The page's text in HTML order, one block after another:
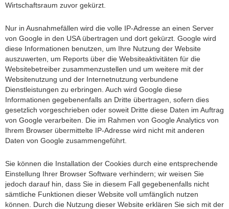
Wirtschaftsraum zuvor gekürzt.
Nur in Ausnahmefällen wird die volle IP-Adresse an einen Server
von Google in den USA übertragen und dort gekürzt. Google wird
diese Informationen benutzen, um Ihre Nutzung der Website
auszuwerten, um Reports über die Websiteaktivitäten für die
Websitebetreiber zusammenzustellen und um weitere mit der
Websitenutzung und der Internetnutzung verbundene
Dienstleistungen zu erbringen. Auch wird Google diese
Informationen gegebenenfalls an Dritte übertragen, sofern dies
gesetzlich vorgeschrieben oder soweit Dritte diese Daten im Auftrag
von Google verarbeiten. Die im Rahmen von Google Analytics von
Ihrem Browser übermittelte IP-Adresse wird nicht mit anderen
Daten von Google zusammengeführt.
Sie können die Installation der Cookies durch eine entsprechende
Einstellung Ihrer Browser Software verhindern; wir weisen Sie
jedoch darauf hin, dass Sie in diesem Fall gegebenenfalls nicht
sämtliche Funktionen dieser Website voll umfänglich nutzen
können. Durch die Nutzung dieser Website erklären Sie sich mit der